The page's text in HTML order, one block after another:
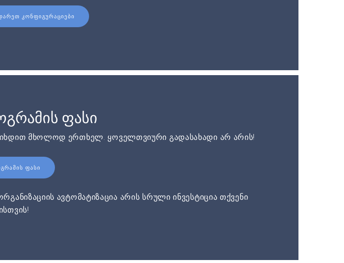
ᲙᲝᲜᲤᲘᲒᲣᲠᲐᲪᲘᲔᲑᲘ
ფასი
იხდით მხოლოდ ერთხელ. ყოველთვიური გადასახადი არ არის!
ᲤᲐᲡᲘ
ავტომატიზაცია არის სრული ინვესტიცია თქვენი